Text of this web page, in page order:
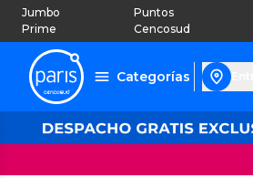
Jumbo
Prime
Puntos
Cencosud
Categorías